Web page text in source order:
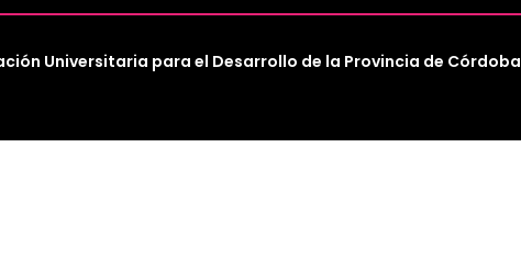
Universitaria para el Desarrollo de la Provincia de Córdoba